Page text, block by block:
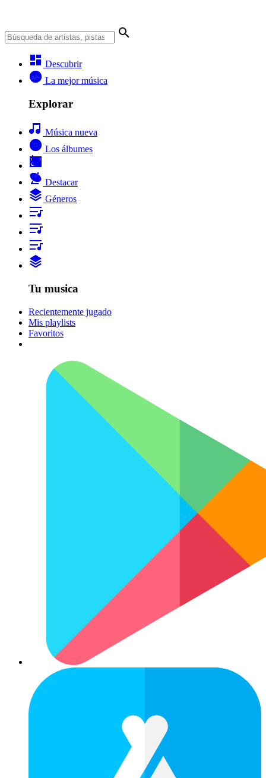
Descubrir
La mejor música
Explorar
Música nueva
Los álbumes
Destacar
Géneros
Tu musica
Recientemente jugado
Mis playlists
Favoritos